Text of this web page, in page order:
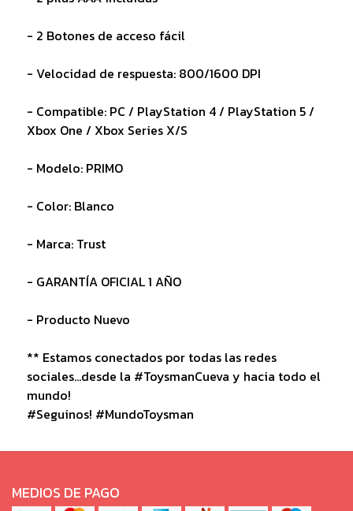
- 2 Botones de acceso fácil
- Velocidad de respuesta: 800/1600 DPI
- Compatible: PC / PlayStation 4 / PlayStation 5 /
Xbox One / Xbox Series X/S
- Modelo: PRIMO
- Color: Blanco
- Marca: Trust
- GARANTÍA OFICIAL 1 AÑO
- Producto Nuevo
** Estamos conectados por todas las redes
sociales...desde la #ToysmanCueva y hacia todo el
mundo!
#Seguinos! #MundoToysman
MEDIOS DE PAGO